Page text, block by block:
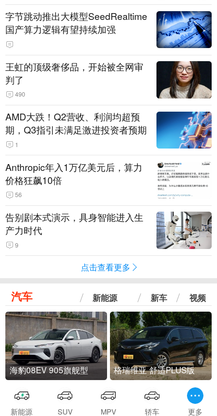
字节跳动推出大模型SeedRealtime
国产算力逻辑有望持续加强
王虹的顶级奢侈品，开始被全网审
判了
490
AMD大跌！Q2营收、利润均超预
期，Q3指引未满足激进投资者预期
1
Anthropic年入1万亿美元后，算力
价格狂飙10倍
56
告别剧本式演示，具身智能进入生
产力时代
9
点击查看更多
汽车 新能源 新车 视频
海豹08EV 905旗舰型 格瑞维亚 舒适PLUS版
新能源 SUV MPV 轿车 更多